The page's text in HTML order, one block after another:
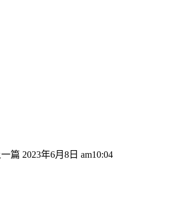
一篇 2023年6月8日 am10:04